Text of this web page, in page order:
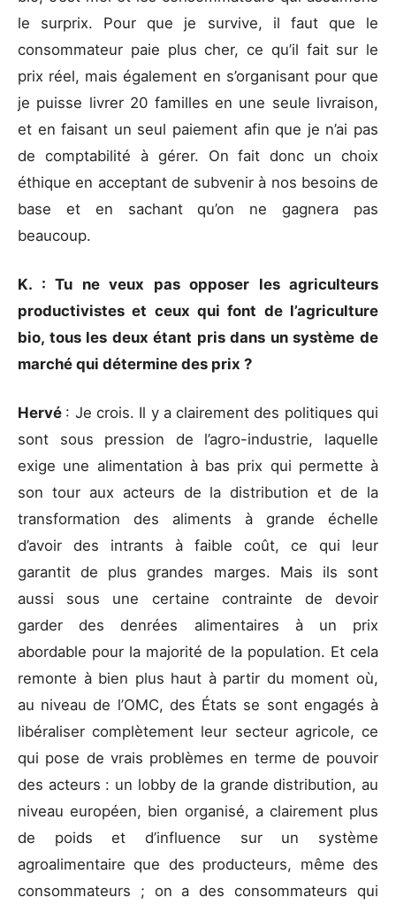
le surprix. Pour que je survive, il faut que le
consommateur paie plus cher, ce qu’il fait sur le
prix réel, mais également en s’organisant pour que
je puisse livrer 20 familles en une seule livraison,
et en faisant un seul paiement afin que je n’ai pas
de comptabilité à gérer. On fait donc un choix
éthique en acceptant de subvenir à nos besoins de
base et en sachant qu’on ne gagnera pas
beaucoup.
K. : Tu ne veux pas opposer les agriculteurs
productivistes et ceux qui font de l’agriculture
bio, tous les deux étant pris dans un système de
marché qui détermine des prix ?
Hervé : Je crois. Il y a clairement des politiques qui
sont sous pression de l’agro-industrie, laquelle
exige une alimentation à bas prix qui permette à
son tour aux acteurs de la distribution et de la
transformation des aliments à grande échelle
d’avoir des intrants à faible coût, ce qui leur
garantit de plus grandes marges. Mais ils sont
aussi sous une certaine contrainte de devoir
garder des denrées alimentaires à un prix
abordable pour la majorité de la population. Et cela
remonte à bien plus haut à partir du moment où,
au niveau de l’OMC, des États se sont engagés à
libéraliser complètement leur secteur agricole, ce
qui pose de vrais problèmes en terme de pouvoir
des acteurs : un lobby de la grande distribution, au
niveau européen, bien organisé, a clairement plus
de poids et d’influence sur un système
agroalimentaire que des producteurs, même des
consommateurs ; on a des consommateurs qui